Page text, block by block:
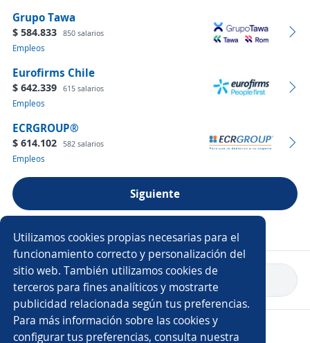
Utilizamos cookies propias necesarias para el
funcionamiento correcto y personalización del
sitio web. También utilizamos cookies de
terceros para fines analíticos y mostrarte
publicidad relacionada según tus preferencias.
Para más información sobre las cookies y
configurar tus preferencias, consulta nuestra
Grupo Tawa
$ 584.833 850 salarios
Empleos
Eurofirms Chile
$ 642.339 615 salarios
Empleos
ECRGROUP®️
$ 614.102 582 salarios
Empleos
Siguiente
Ver más empresas
Volver a inicio
Copyright 2014 - 2026 DGNET LTD.